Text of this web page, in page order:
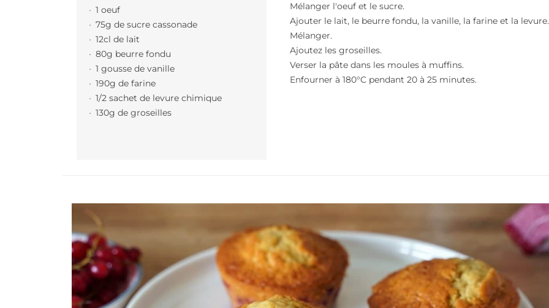
1 oeuf
75g de sucre cassonade
12cl de lait
80g beurre fondu
1 gousse de vanille
190g de farine
1/2 sachet de levure chimique
130g de groseilles
Mélanger l'oeuf et le sucre.
Ajouter le lait, le beurre fondu, la vanille, la farine et la levure.
Mélanger.
Ajoutez les groseilles.
Verser la pâte dans les moules à muffins.
Enfourner à 180°C pendant 20 à 25 minutes.